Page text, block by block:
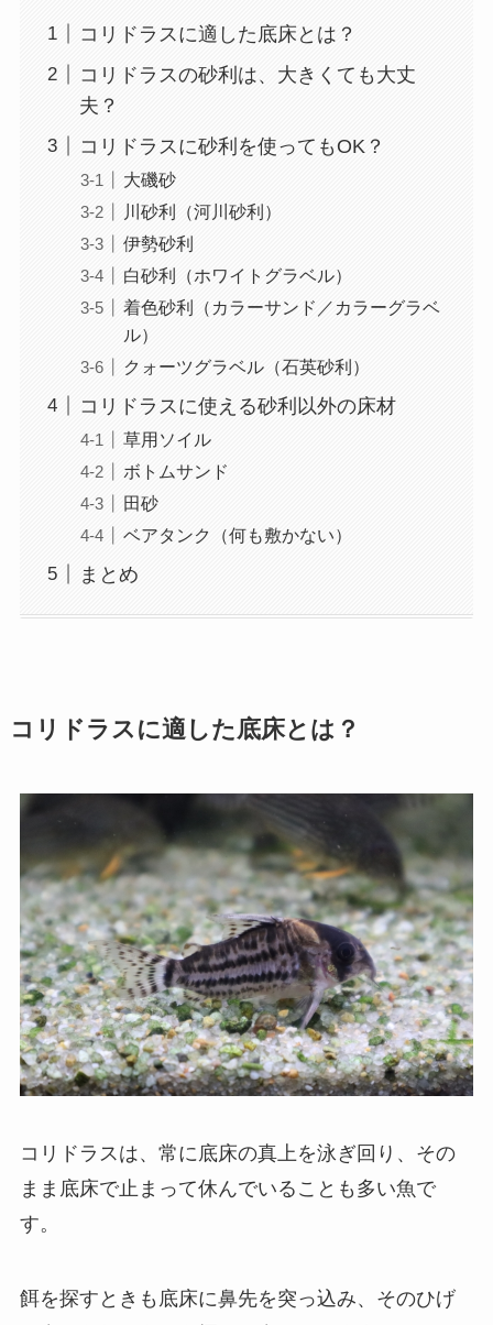
コリドラスに適した底床とは？
コリドラスの砂利は、大きくても大丈
夫？
コリドラスに砂利を使ってもOK？
大磯砂
川砂利（河川砂利）
伊勢砂利
白砂利（ホワイトグラベル）
着色砂利（カラーサンド／カラーグラベ
ル）
クォーツグラベル（石英砂利）
コリドラスに使える砂利以外の床材
草用ソイル
ボトムサンド
田砂
ベアタンク（何も敷かない）
まとめ
コリドラスに適した底床とは？
コリドラスは、常に底床の真上を泳ぎ回り、その
まま底床で止まって休んでいることも多い魚で
す。
餌を探すときも底床に鼻先を突っ込み、そのひげ